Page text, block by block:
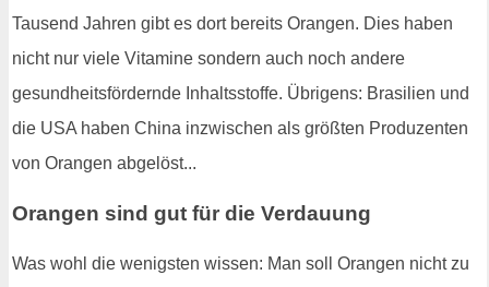
Tausend Jahren gibt es dort bereits Orangen. Dies haben
nicht nur viele Vitamine sondern auch noch andere
gesundheitsfördernde Inhaltsstoffe. Übrigens: Brasilien und
die USA haben China inzwischen als größten Produzenten
von Orangen abgelöst...
Orangen sind gut für die Verdauung
Was wohl die wenigsten wissen: Man soll Orangen nicht zu